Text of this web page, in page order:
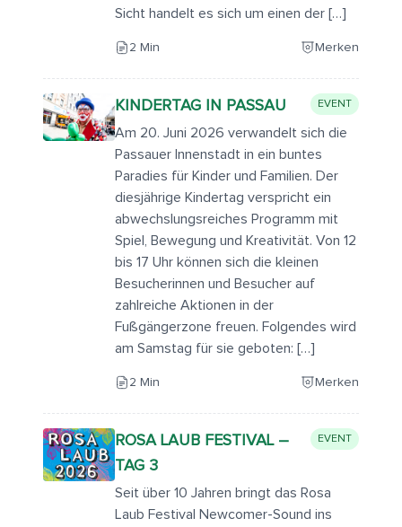
Sicht handelt es sich um einen der […]
2 Min Merken
KINDERTAG IN PASSAU EVENT
Am 20. Juni 2026 verwandelt sich die
Passauer Innenstadt in ein buntes
Paradies für Kinder und Familien. Der
diesjährige Kindertag verspricht ein
abwechslungsreiches Programm mit
Spiel, Bewegung und Kreativität. Von 12
bis 17 Uhr können sich die kleinen
Besucherinnen und Besucher auf
zahlreiche Aktionen in der
Fußgängerzone freuen. Folgendes wird
am Samstag für sie geboten: […]
2 Min Merken
ROSA LAUB FESTIVAL –
TAG 3
EVENT
Seit über 10 Jahren bringt das Rosa
Laub Festival Newcomer-Sound ins